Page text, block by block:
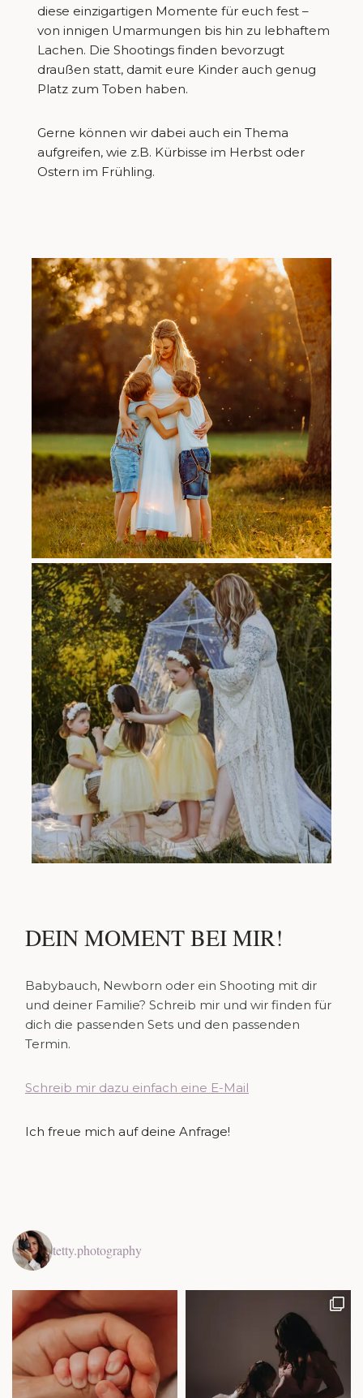
diese einzigartigen Momente für euch fest –
von innigen Umarmungen bis hin zu lebhaftem
Lachen. Die Shootings finden bevorzugt
draußen statt, damit eure Kinder auch genug
Platz zum Toben haben.
Gerne können wir dabei auch ein Thema
aufgreifen, wie z.B. Kürbisse im Herbst oder
Ostern im Frühling.
DEIN MOMENT BEI MIR!
Babybauch, Newborn oder ein Shooting mit dir
und deiner Familie? Schreib mir und wir finden für
dich die passenden Sets und den passenden
Termin.
Schreib mir dazu einfach eine E-Mail
Ich freue mich auf deine Anfrage!
tetty.photography